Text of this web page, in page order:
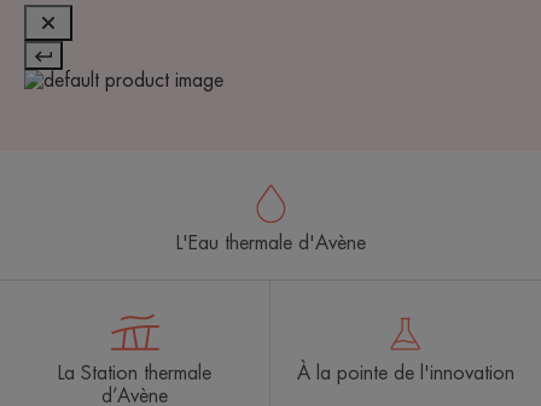
L'Eau thermale d'Avène
La Station thermale
d’Avène
À la pointe de l'innovation